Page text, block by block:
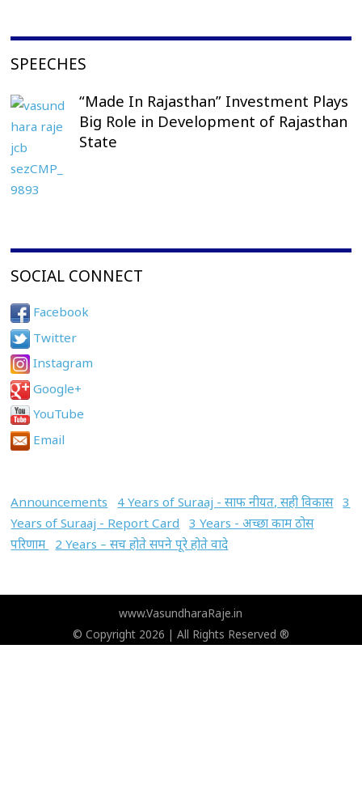
SPEECHES
“Made In Rajasthan” Investment Plays
Big Role in Development of Rajasthan
State
SOCIAL CONNECT
Facebook
Twitter
Instagram
Google+
YouTube
Email
Announcements 4 Years of Suraaj - साफ नीयत, सही विकास 3
Years of Suraaj - Report Card
3 Years - अच्छा काम ठोस
परिणाम
2 Years – सच होते सपने पूरे होते वादे
www.VasundharaRaje.in
© Copyright 2026 | All Rights Reserved ®